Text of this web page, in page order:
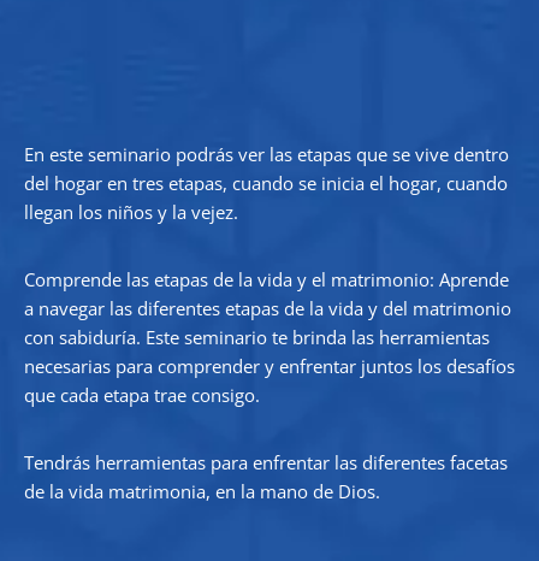
En este seminario podrás ver las etapas que se vive dentro
del hogar en tres etapas, cuando se inicia el hogar, cuando
llegan los niños y la vejez.
Comprende las etapas de la vida y el matrimonio: Aprende
a navegar las diferentes etapas de la vida y del matrimonio
con sabiduría. Este seminario te brinda las herramientas
necesarias para comprender y enfrentar juntos los desafíos
que cada etapa trae consigo.
Tendrás herramientas para enfrentar las diferentes facetas
de la vida matrimonia, en la mano de Dios.